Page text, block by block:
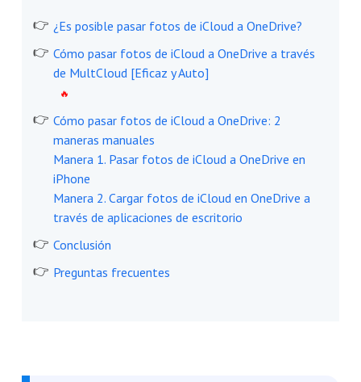
¿Es posible pasar fotos de iCloud a OneDrive?
Cómo pasar fotos de iCloud a OneDrive a través
de MultCloud [Eficaz y Auto]
Cómo pasar fotos de iCloud a OneDrive: 2
maneras manuales
Manera 1. Pasar fotos de iCloud a OneDrive en
iPhone
Manera 2. Cargar fotos de iCloud en OneDrive a
través de aplicaciones de escritorio
Conclusión
Preguntas frecuentes